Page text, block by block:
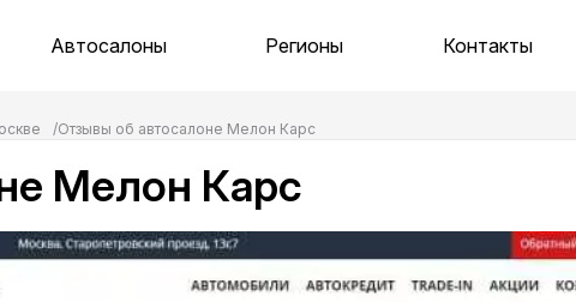
Автосалоны Регионы Контакты
Отзывы об автосалоне Мелон Карс
Мелон Карс